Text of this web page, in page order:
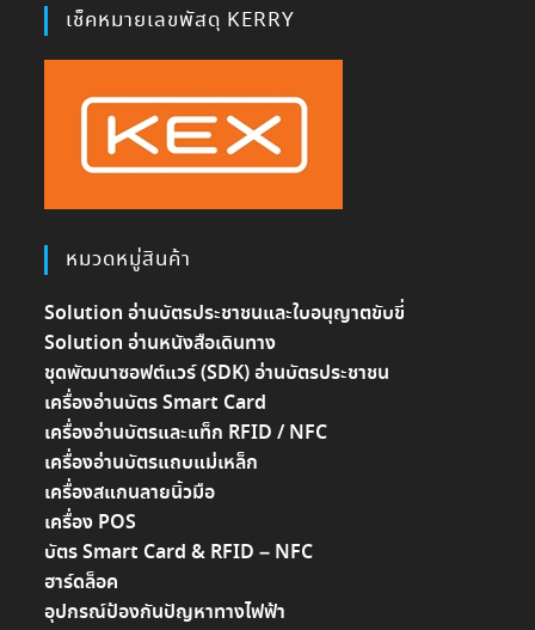
เช็คหมายเลขพัสดุ KERRY
หมวดหมู่สินค้า
Solution อ่านบัตรประชาชนและใบอนุญาตขับขี่
Solution อ่านหนังสือเดินทาง
ชุดพัฒนาซอฟต์แวร์ (SDK) อ่านบัตรประชาชน
เครื่องอ่านบัตร Smart Card
เครื่องอ่านบัตรและแท็ก RFID / NFC
เครื่องอ่านบัตรแถบแม่เหล็ก
เครื่องสแกนลายนิ้วมือ
เครื่อง POS
บัตร Smart Card & RFID – NFC
ฮาร์ดล็อค
อุปกรณ์ป้องกันปัญหาทางไฟฟ้า